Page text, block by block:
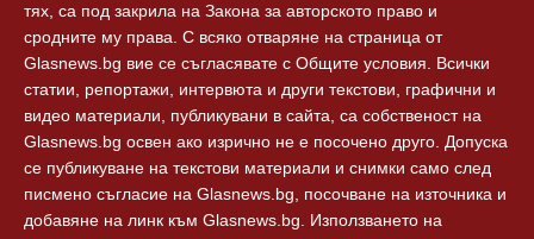
тях, са под закрила на Закона за авторското право и
сродните му права. С всяко отваряне на страница от
Glasnews.bg вие се съгласявате с Общите условия. Всички
статии, репортажи, интервюта и други текстови, графични и
видео материали, публикувани в сайта, са собственост на
Glasnews.bg освен ако изрично не е посочено друго. Допуска
се публикуване на текстови материали и снимки само след
писмено съгласие на Glasnews.bg, посочване на източника и
добавяне на линк към Glasnews.bg. Използването на